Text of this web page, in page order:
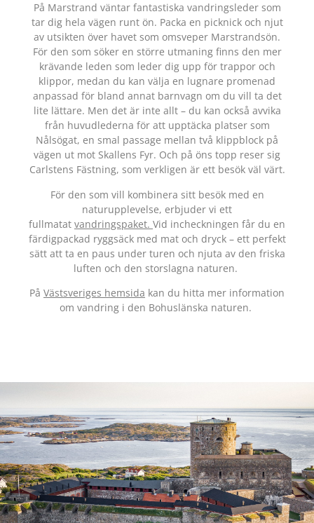
På Marstrand väntar fantastiska vandringsleder som
tar dig hela vägen runt ön. Packa en picknick och njut
av utsikten över havet som omsveper Marstrandsön.
För den som söker en större utmaning finns den mer
krävande leden som leder dig upp för trappor och
klippor, medan du kan välja en lugnare promenad
anpassad för bland annat barnvagn om du vill ta det
lite lättare. Men det är inte allt – du kan också avvika
från huvudlederna för att upptäcka platser som
Nålsögat, en smal passage mellan två klippblock på
vägen ut mot Skallens Fyr. Och på öns topp reser sig
Carlstens Fästning, som verkligen är ett besök väl värt.
För den som vill kombinera sitt besök med en
naturupplevelse, erbjuder vi ett
fullmatat vandringspaket. Vid incheckningen får du en
färdigpackad ryggsäck med mat och dryck – ett perfekt
sätt att ta en paus under turen och njuta av den friska
luften och den storslagna naturen.
På Västsveriges hemsida kan du hitta mer information
om vandring i den Bohuslänska naturen.